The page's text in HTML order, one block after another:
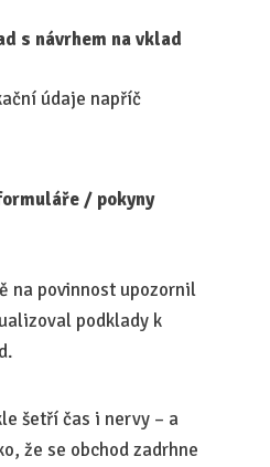
s návrhem na vklad
údaje napříč
/ pokyny
na povinnost upozornil
podklady k
šetří čas i nervy – a
že se obchod zadrhne